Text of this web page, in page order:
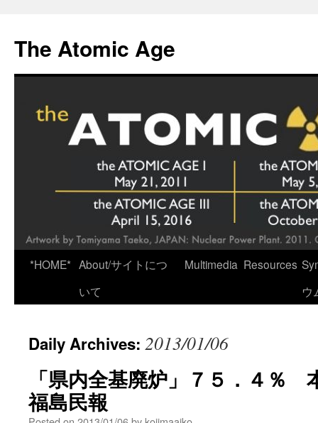
content
The Atomic Age
*HOME* About/サイトにつ
いて
Multimedia Resources
ウ
Daily Archives: 2013/01/06
「県内全基廃炉」７５．４％
福島民報